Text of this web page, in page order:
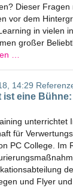
Dieser Fragen
vor dem
in vielen
großer
…
14:29
ist eine
unterrichtet
für
PC College. Im
und Flyer